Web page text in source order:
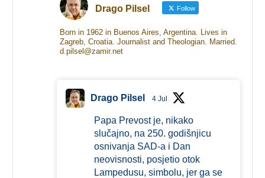
Drago Pilsel Follow
Born in 1962 in Buenos Aires, Argentina. Lives in
Zagreb, Croatia. Journalist and Theologian. Married.
d.pilsel@zamir.net
Drago Pilsel 4 Jul
Papa Prevost je, nikako
slučajno, na 250. godišnjicu
osnivanja SAD-a i Dan
neovisnosti, posjetio otok
Lampedusu, simbolu, jer ga se